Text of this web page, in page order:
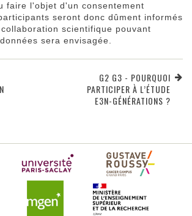
faire l'objet d'un consentement
seront donc dûment informés
scientifique pouvant
sera envisagée.
G2 G3 - POURQUOI
PARTICIPER À L’ÉTUDE
E3N-GÉNÉRATIONS ?